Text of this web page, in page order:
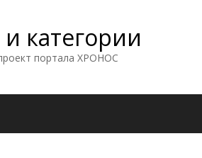
категории
портала ХРОНОС